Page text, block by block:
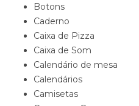
Botons
Caderno
Caixa de Pizza
Caixa de Som
Calendário de mesa
Calendários
Camisetas